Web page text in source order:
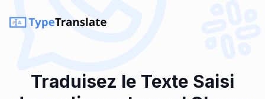
Traduisez le Texte Saisi